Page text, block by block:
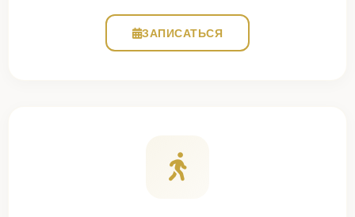
ЗАПИСАТЬСЯ